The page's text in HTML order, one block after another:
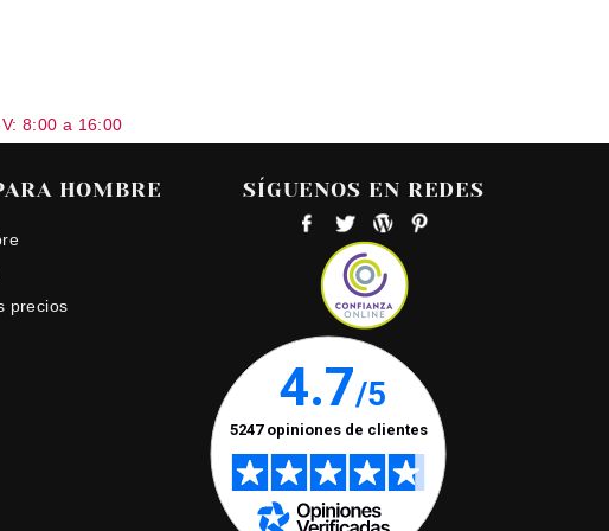
8:00 a 16:00
HOMBRE
precios
SÍGUENOS EN REDES